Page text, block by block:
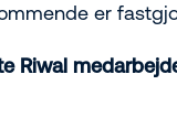
er
Riwal